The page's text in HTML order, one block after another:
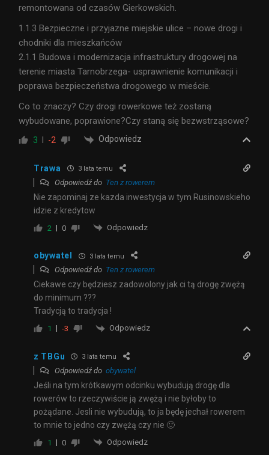
remontowana od czasów Gierkowskich.
1.1.3 Bezpieczne i przyjazne miejskie ulice – nowe drogi i
chodniki dla mieszkańców
2.1.1 Budowa i modernizacja infrastruktury drogowej na
terenie miasta Tarnobrzega- usprawnienie komunikacji i
poprawa bezpieczeństwa drogowego w mieście.
Co to znaczy? Czy drogi rowerkowe też zostaną
wybudowane, poprawione?Czy staną się bezwstrząsowe?
3 -2 Odpowiedz
Trawa 3 lata temu
Odpowiedź do Ten z rowerem
Nie zapominaj ze kazda inwestycja w tym Rusinowskieho
idzie z kredytow
2 0 Odpowiedz
obywatel 3 lata temu
Odpowiedź do Ten z rowerem
Ciekawe czy będziesz zadowolony jak ci tą drogę zwężą
do minimum ???
Tradycją to tradycja !
1 -3 Odpowiedz
z TBGu 3 lata temu
Odpowiedź do obywatel
Jeśli na tym krótkawym odcinku wybudują drogę dla
rowerów to rzeczywiście ją zwężą i nie byłoby to
pożądane. Jesli nie wybudują, to ja będę jechał rowerem
to mnie to jedno czy zwężą czy nie 🙂
1 0 Odpowiedz